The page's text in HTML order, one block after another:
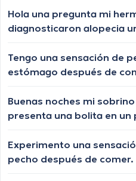
cuándo debería buscar
Hola una pregunta mi
diagnosticaron alopecia
las cejas y pestañas ,
creciendo de a poquito
pestañas igual algún
crecer o esa enfermedad
Tengo una sensación de
estómago después de
posibles causas de esta
debería buscar
Buenas noches mi
presenta una bolita en
vuelve aparecer, qué
ayudar?
Experimento una
pecho después de